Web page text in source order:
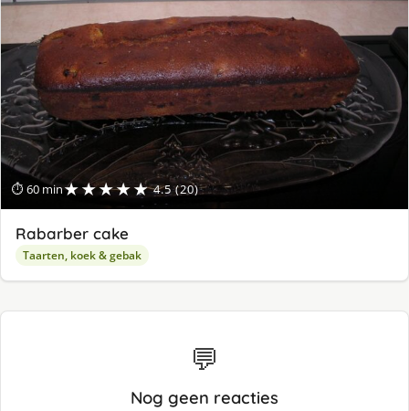
⏱ 60 min★★★★★ 4.5 (20)
Rabarber cake
Taarten, koek & gebak
💬
Nog geen reacties